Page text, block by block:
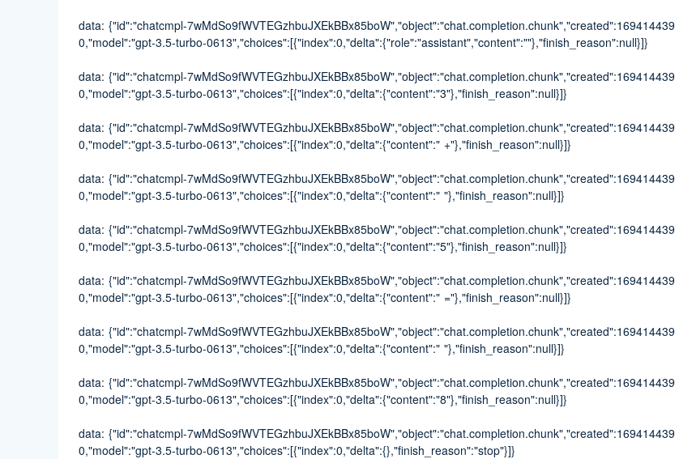
data: {"id":"chatcmpl-7wMdSo9fWVTEGzhbuJXEkBBx85boW","object":"chat.completion.chunk","created":169414439
0,"model":"gpt-3.5-turbo-0613","choices":[{"index":0,"delta":{"role":"assistant","content":""},"finish_reason":null}]}
data: {"id":"chatcmpl-7wMdSo9fWVTEGzhbuJXEkBBx85boW","object":"chat.completion.chunk","created":169414439
0,"model":"gpt-3.5-turbo-0613","choices":[{"index":0,"delta":{"content":"3"},"finish_reason":null}]}
data: {"id":"chatcmpl-7wMdSo9fWVTEGzhbuJXEkBBx85boW","object":"chat.completion.chunk","created":169414439
0,"model":"gpt-3.5-turbo-0613","choices":[{"index":0,"delta":{"content":" +"},"finish_reason":null}]}
data: {"id":"chatcmpl-7wMdSo9fWVTEGzhbuJXEkBBx85boW","object":"chat.completion.chunk","created":169414439
0,"model":"gpt-3.5-turbo-0613","choices":[{"index":0,"delta":{"content":" "},"finish_reason":null}]}
data: {"id":"chatcmpl-7wMdSo9fWVTEGzhbuJXEkBBx85boW","object":"chat.completion.chunk","created":169414439
0,"model":"gpt-3.5-turbo-0613","choices":[{"index":0,"delta":{"content":"5"},"finish_reason":null}]}
data: {"id":"chatcmpl-7wMdSo9fWVTEGzhbuJXEkBBx85boW","object":"chat.completion.chunk","created":169414439
0,"model":"gpt-3.5-turbo-0613","choices":[{"index":0,"delta":{"content":" ="},"finish_reason":null}]}
data: {"id":"chatcmpl-7wMdSo9fWVTEGzhbuJXEkBBx85boW","object":"chat.completion.chunk","created":169414439
0,"model":"gpt-3.5-turbo-0613","choices":[{"index":0,"delta":{"content":" "},"finish_reason":null}]}
data: {"id":"chatcmpl-7wMdSo9fWVTEGzhbuJXEkBBx85boW","object":"chat.completion.chunk","created":169414439
0,"model":"gpt-3.5-turbo-0613","choices":[{"index":0,"delta":{"content":"8"},"finish_reason":null}]}
data: {"id":"chatcmpl-7wMdSo9fWVTEGzhbuJXEkBBx85boW","object":"chat.completion.chunk","created":169414439
0,"model":"gpt-3.5-turbo-0613","choices":[{"index":0,"delta":{},"finish_reason":"stop"}]}